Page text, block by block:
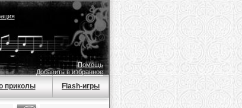
Помощь
Добавить в избранное
приколы Flash-игры